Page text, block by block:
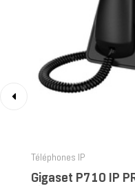
Téléphones IP
Gigaset P710 IP